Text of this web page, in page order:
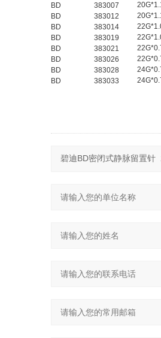
BD
383007
BD
383012
BD
383014
BD
383019
BD
383021
BD
383026
BD
383028
BD
383033